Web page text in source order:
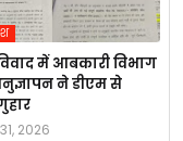
विवाद में आबकारी विभाग
ने डीएम से
2026